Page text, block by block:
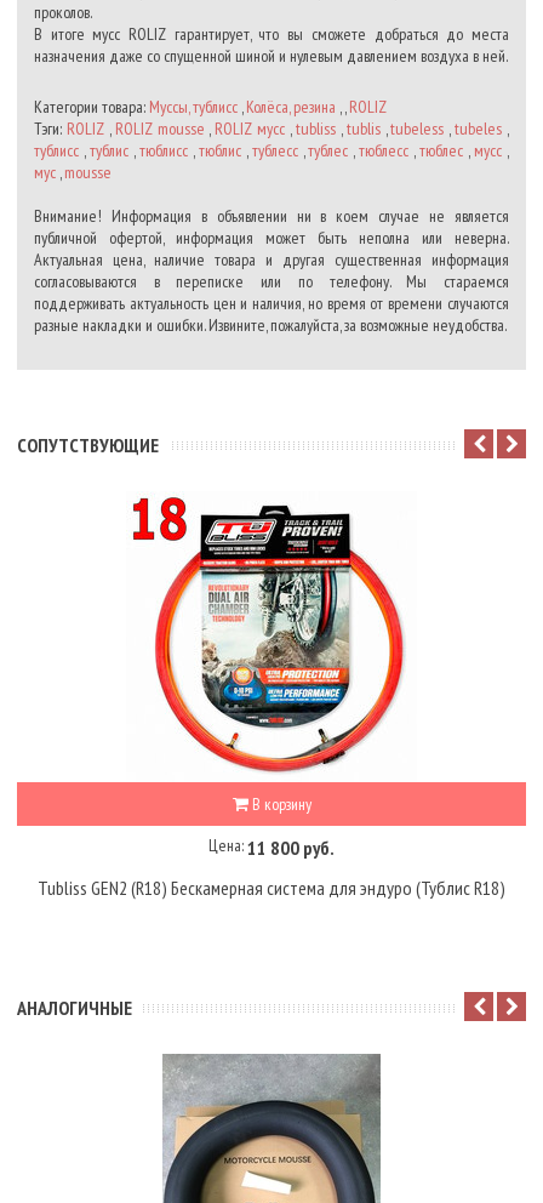
проколов.
В итоге мусс ROLIZ гарантирует, что вы сможете добраться до места
назначения даже со спущенной шиной и нулевым давлением воздуха в ней.
Категории товара: Муссы, тублисс ,Колёса, резина , ,ROLIZ
Тэги: ROLIZ, ROLIZ mousse , ROLIZ мусс ,tubliss,tublis,tubeless ,tubeles ,
тублисс ,тублис,тюблисс,тюблис,тублесс,тублес ,тюблесс ,тюблес , мусс ,
мус ,mousse
Внимание! Информация в объявлении ни в коем случае не является
публичной офертой, информация может быть неполна или неверна.
Актуальная цена, наличие товара и другая существенная информация
согласовываются в переписке или по телефону. Мы стараемся
поддерживать актуальность цен и наличия, но время от времени случаются
разные накладки и ошибки. Извините, пожалуйста, за возможные неудобства.
CОПУТСТВУЮЩИЕ
В корзину
Цена:11 800 руб.
Tubliss GEN2 (R18) Бескамерная система для эндуро (Тублис R18)
АНАЛОГИЧНЫЕ